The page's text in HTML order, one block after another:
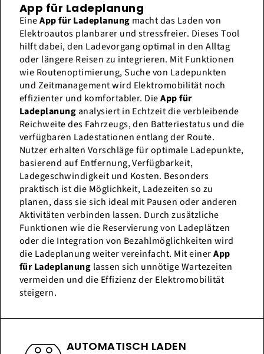
App für Ladeplanung
EineApp für Ladeplanung macht das Laden von
Elektroautos planbarer und stressfreier. Dieses Tool
hilft dabei, den Ladevorgang optimal in den Alltag
oder längere Reisen zu integrieren. Mit Funktionen
wie Routenoptimierung, Suche von Ladepunkten
und Zeitmanagement wird Elektromobilität noch
effizienter und komfortabler. DieApp für
Ladeplanunganalysiert in Echtzeit die verbleibende
Reichweite des Fahrzeugs, den Batteriestatus und die
verfügbaren Ladestationen entlang der Route.
Nutzer erhalten Vorschläge für optimale Ladepunkte,
basierend auf Entfernung, Verfügbarkeit,
Ladegeschwindigkeit und Kosten. Besonders
praktisch ist die Möglichkeit, Ladezeiten so zu
planen, dass sie sich ideal mit Pausen oder anderen
Aktivitäten verbinden lassen. Durch zusätzliche
Funktionen wie die Reservierung von Ladeplätzen
oder die Integration von Bezahlmöglichkeiten wird
die Ladeplanung weiter vereinfacht. Mit einerApp
für Ladeplanung lassen sich unnötige Wartezeiten
vermeiden und die Effizienz der Elektromobilität
steigern.
AUTOMATISCH LADEN